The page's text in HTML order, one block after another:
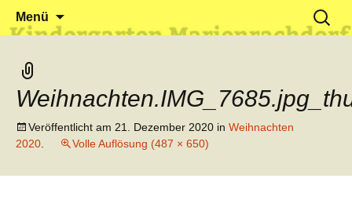
Kindergarten Marienrachdorf
Klein reingehen – Groß rauskommen
Menü
Suchen
nach:
Veröffentlicht am 21. Dezember 2020 in Weihnachten
2020
Volle Auflösung (487 × 650)